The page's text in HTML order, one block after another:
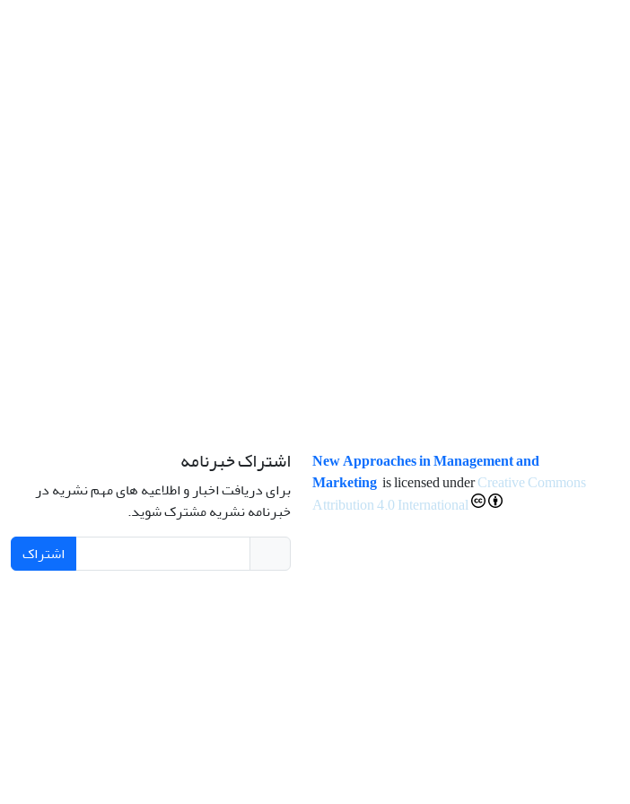
New Approaches in Management and
Marketing is licensed underCreative Commons
Attribution 4.0 International
اشتراک خبرنامه
برای دریافت اخبار و اطلاعیه های مهم نشریه در
خبرنامه نشریه مشترک شوید.
اشتراک